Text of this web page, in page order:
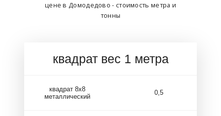
цене в Домодедово - стоимость метра и
тонны
квадрат вес 1 метра
квадрат 8х8
металлический
0,5